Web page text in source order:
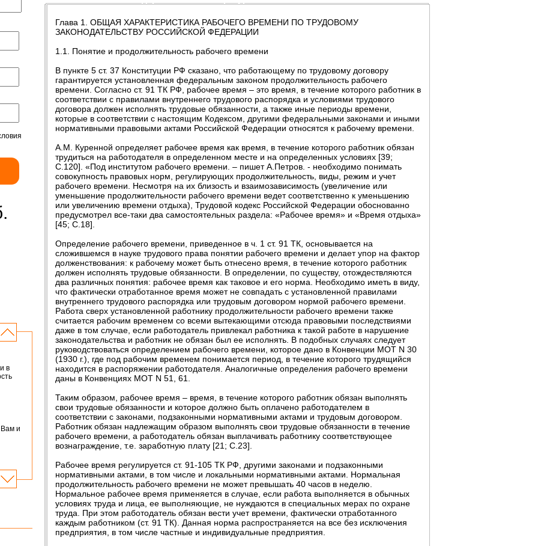
в
и
Глава 1. ОБЩАЯ ХАРАКТЕРИСТИКА РАБОЧЕГО ВРЕМЕНИ ПО ТРУДОВОМУ
ЗАКОНОДАТЕЛЬСТВУ РОССИЙСКОЙ ФЕДЕРАЦИИ
1.1. Понятие и продолжительность рабочего времени
В пункте 5 ст. 37 Конституции РФ сказано, что работающему по трудовому договору
гарантируется установленная федеральным законом продолжительность рабочего
времени. Согласно ст. 91 ТК РФ, рабочее время – это время, в течение которого работник в
соответствии с правилами внутреннего трудового распорядка и условиями трудового
договора должен исполнять трудовые обязанности, а также иные периоды времени,
которые в соответствии с настоящим Кодексом, другими федеральными законами и иными
нормативными правовыми актами Российской Федерации относятся к рабочему времени.
А.М. Куренной определяет рабочее время как время, в течение которого работник обязан
трудиться на работодателя в определенном месте и на определенных условиях [39;
С.120]. «Под институтом рабочего времени. – пишет А.Петров. - необходимо понимать
совокупность правовых норм, регулирующих продолжительность, виды, режим и учет
рабочего времени. Несмотря на их близость и взаимозависимость (увеличение или
уменьшение продолжительности рабочего времени ведет соответственно к уменьшению
или увеличению времени отдыха), Трудовой кодекс Российской Федерации обоснованно
предусмотрел все-таки два самостоятельных раздела: «Рабочее время» и «Время отдыха»
[45; С.18].
Определение рабочего времени, приведенное в ч. 1 ст. 91 ТК, основывается на
сложившемся в науке трудового права понятии рабочего времени и делает упор на фактор
долженствования: к рабочему может быть отнесено время, в течение которого работник
должен исполнять трудовые обязанности. В определении, по существу, отождествляются
два различных понятия: рабочее время как таковое и его норма. Необходимо иметь в виду,
что фактически отработанное время может не совпадать с установленной правилами
внутреннего трудового распорядка или трудовым договором нормой рабочего времени.
Работа сверх установленной работнику продолжительности рабочего времени также
считается рабочим временем со всеми вытекающими отсюда правовыми последствиями
даже в том случае, если работодатель привлекал работника к такой работе в нарушение
законодательства и работник не обязан был ее исполнять. В подобных случаях следует
руководствоваться определением рабочего времени, которое дано в Конвенции МОТ N 30
(1930 г.), где под рабочим временем понимается период, в течение которого трудящийся
находится в распоряжении работодателя. Аналогичные определения рабочего времени
даны в Конвенциях МОТ N 51, 61.
Таким образом, рабочее время – время, в течение которого работник обязан выполнять
свои трудовые обязанности и которое должно быть оплачено работодателем в
соответствии с законами, подзаконными нормативными актами и трудовым договором.
Работник обязан надлежащим образом выполнять свои трудовые обязанности в течение
рабочего времени, а работодатель обязан выплачивать работнику соответствующее
вознаграждение, т.е. заработную плату [21; С.23].
Рабочее время регулируется ст. 91-105 ТК РФ, другими законами и подзаконными
нормативными актами, в том числе и локальными нормативными актами. Нормальная
продолжительность рабочего времени не может превышать 40 часов в неделю.
Нормальное рабочее время применяется в случае, если работа выполняется в обычных
условиях труда и лица, ее выполняющие, не нуждаются в специальных мерах по охране
труда. При этом работодатель обязан вести учет времени, фактически отработанного
каждым работником (ст. 91 ТК). Данная норма распространяется на все без исключения
предприятия, в том числе частные и индивидуальные предприятия.